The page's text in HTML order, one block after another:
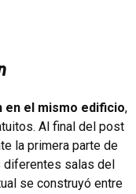
en el mismo edificio,
Al final del post
la primera parte de
diferentes salas del
se construyó entre